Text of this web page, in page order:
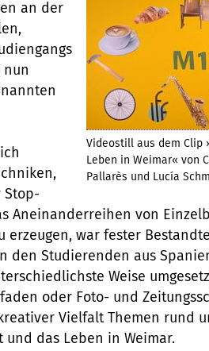
Videostill aus dem Clip
Leben in Weimar« von
Pallarès und Lucía
an der
Stop-
Aneinanderreihen von
erzeugen, war fester
den Studierenden aus
Weise
oder Foto- und
Vielfalt Themen rund
das Leben in Weimar.